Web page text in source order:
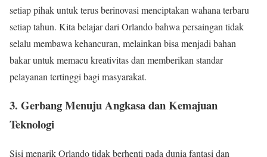
setiap pihak untuk terus berinovasi menciptakan wahana terbaru
setiap tahun. Kita belajar dari Orlando bahwa persaingan tidak
selalu membawa kehancuran, melainkan bisa menjadi bahan
bakar untuk memacu kreativitas dan memberikan standar
pelayanan tertinggi bagi masyarakat.
3. Gerbang Menuju Angkasa dan Kemajuan
Teknologi
Sisi menarik Orlando tidak berhenti pada dunia fantasi dan